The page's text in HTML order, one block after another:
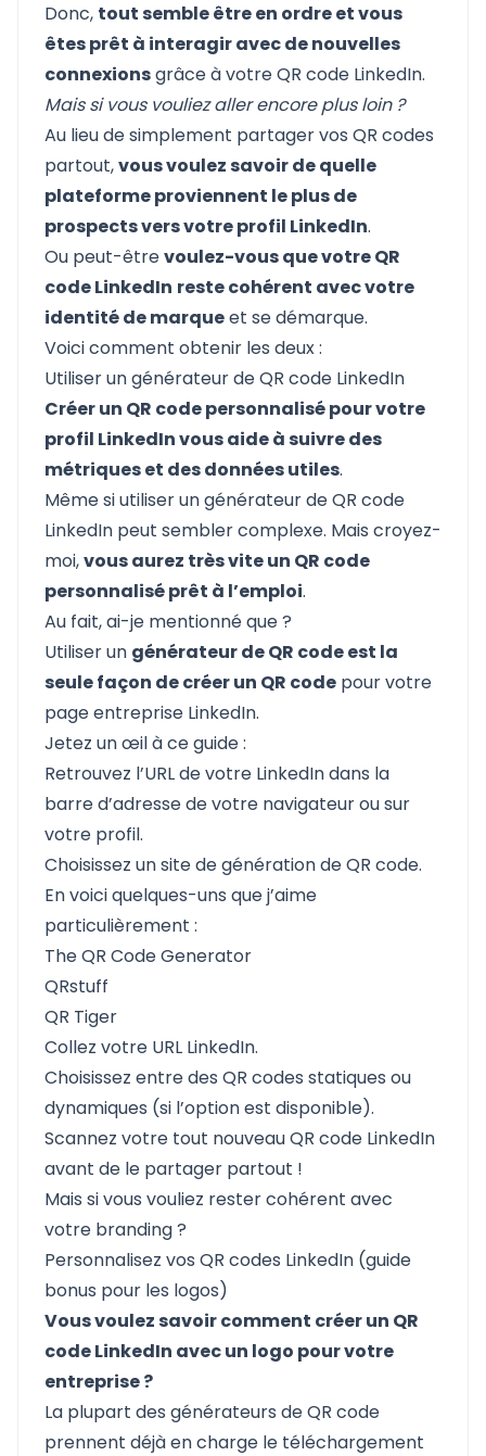
Donc, tout semble être en ordre et vous
êtes prêt à interagir avec de nouvelles
connexionsgrâce à votre QR code LinkedIn.
Mais si vous vouliez aller encore plus loin ?
Au lieu de simplement partager vos QR codes
partout,vous voulez savoir de quelle
plateforme proviennent le plus de
prospects vers votre profil LinkedIn.
Ou peut-êtrevoulez-vous que votre QR
code LinkedIn reste cohérent avec votre
identité de marqueet se démarque.
Voici comment obtenir les deux :
Utiliser un générateur de QR code LinkedIn
Créer un QR code personnalisé pour votre
profil LinkedIn vous aide à suivre des
métriques et des données utiles.
Même si utiliser un générateur de QR code
LinkedIn peut sembler complexe. Mais croyez-
moi,vous aurez très vite un QR code
personnalisé prêt à l’emploi.
Au fait, ai-je mentionné que ?
Utiliser un générateur de QR code est la
seule façon de créer un QR code pour votre
page entreprise LinkedIn.
Jetez un œil à ce guide :
Retrouvez l’URL de votre LinkedIn dans la
barre d’adresse de votre navigateur ou sur
votre profil.
Choisissez un site de génération de QR code.
En voici quelques-uns que j’aime
particulièrement :
The QR Code Generator
QRstuff
QR Tiger
Collez votre URL LinkedIn.
Choisissez entre des QR codes statiques ou
dynamiques (si l’option est disponible).
Scannez votre tout nouveau QR code LinkedIn
avant de le partager partout !
Mais si vous vouliez rester cohérent avec
votre branding ?
Personnalisez vos QR codes LinkedIn (guide
bonus pour les logos)
Vous voulez savoir comment créer un QR
code LinkedIn avec un logo pour votre
entreprise ?
La plupart des générateurs de QR code
prennent déjà en charge le téléchargement